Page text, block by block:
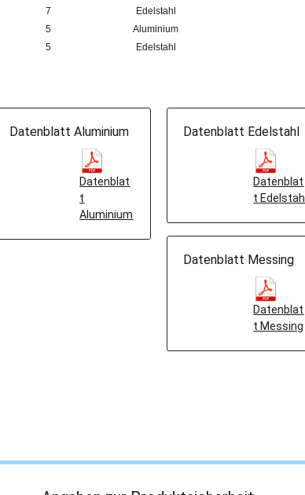
7
Edelstahl
5
Aluminium
5 Edelstahl
Datenblatt Aluminium
Datenblat
t
Aluminium
Datenblatt Edelstahl
Datenblat
t Edelstahl
Datenblatt Messing
Datenblat
t Messing